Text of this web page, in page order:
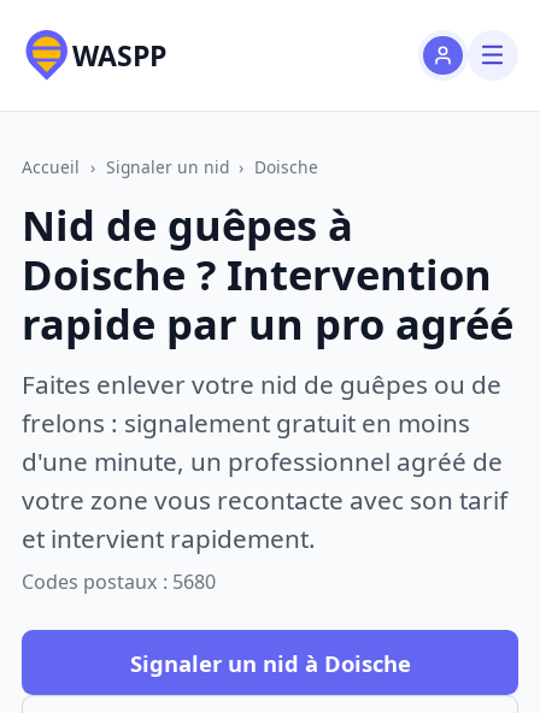
WASPP
Accueil › Signaler un nid › Doische
Nid de guêpes à
Doische ? Intervention
rapide par un pro agréé
Faites enlever votre nid de guêpes ou de
frelons : signalement gratuit en moins
d'une minute, un professionnel agréé de
votre zone vous recontacte avec son tarif
et intervient rapidement.
Codes postaux : 5680
Signaler un nid à Doische